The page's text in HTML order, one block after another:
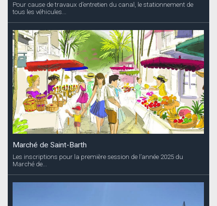
Pour cause de travaux d’entretien du canal, le stationnement de
tous les véhicules...
Marché de Saint-Barth
Les inscriptions pour la première session de l’année 2025 du
Marché de...